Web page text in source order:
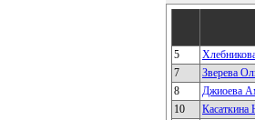
5
7 Зверева
8 Джиоева
10 Касаткина